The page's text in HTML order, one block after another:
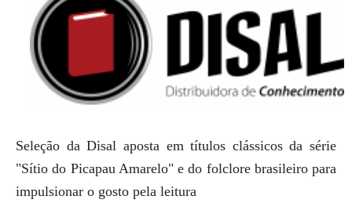
Seleção da Disal aposta em títulos clássicos da série
"Sítio do Picapau Amarelo" e do folclore brasileiro para
impulsionar o gosto pela leitura